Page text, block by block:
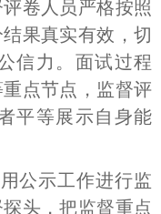
卷人员严格按照
果真实有效，切
信力。面试过程
点节点，监督评
平等展示自身能
公示工作进行监
头，把监督重点